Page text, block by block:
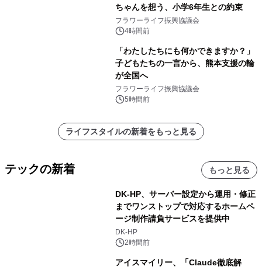
ちゃんを想う、小学6年生との約束
フラワーライフ振興協議会
4時間前
「わたしたちにも何かできますか？」
子どもたちの一言から、熊本支援の輪
が全国へ
フラワーライフ振興協議会
5時間前
ライフスタイルの新着をもっと見る
テックの新着 もっと見る
DK-HP、サーバー設定から運用・修正
までワンストップで対応するホームペ
ージ制作請負サービスを提供中
DK-HP
2時間前
アイスマイリー、「Claude徹底解